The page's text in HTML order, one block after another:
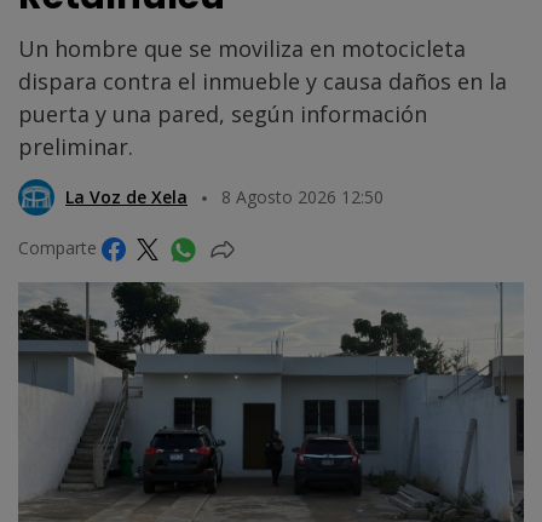
Un hombre que se moviliza en motocicleta
dispara contra el inmueble y causa daños en la
puerta y una pared, según información
preliminar.
La Voz de Xela 8 Agosto 2026 12:50
Comparte